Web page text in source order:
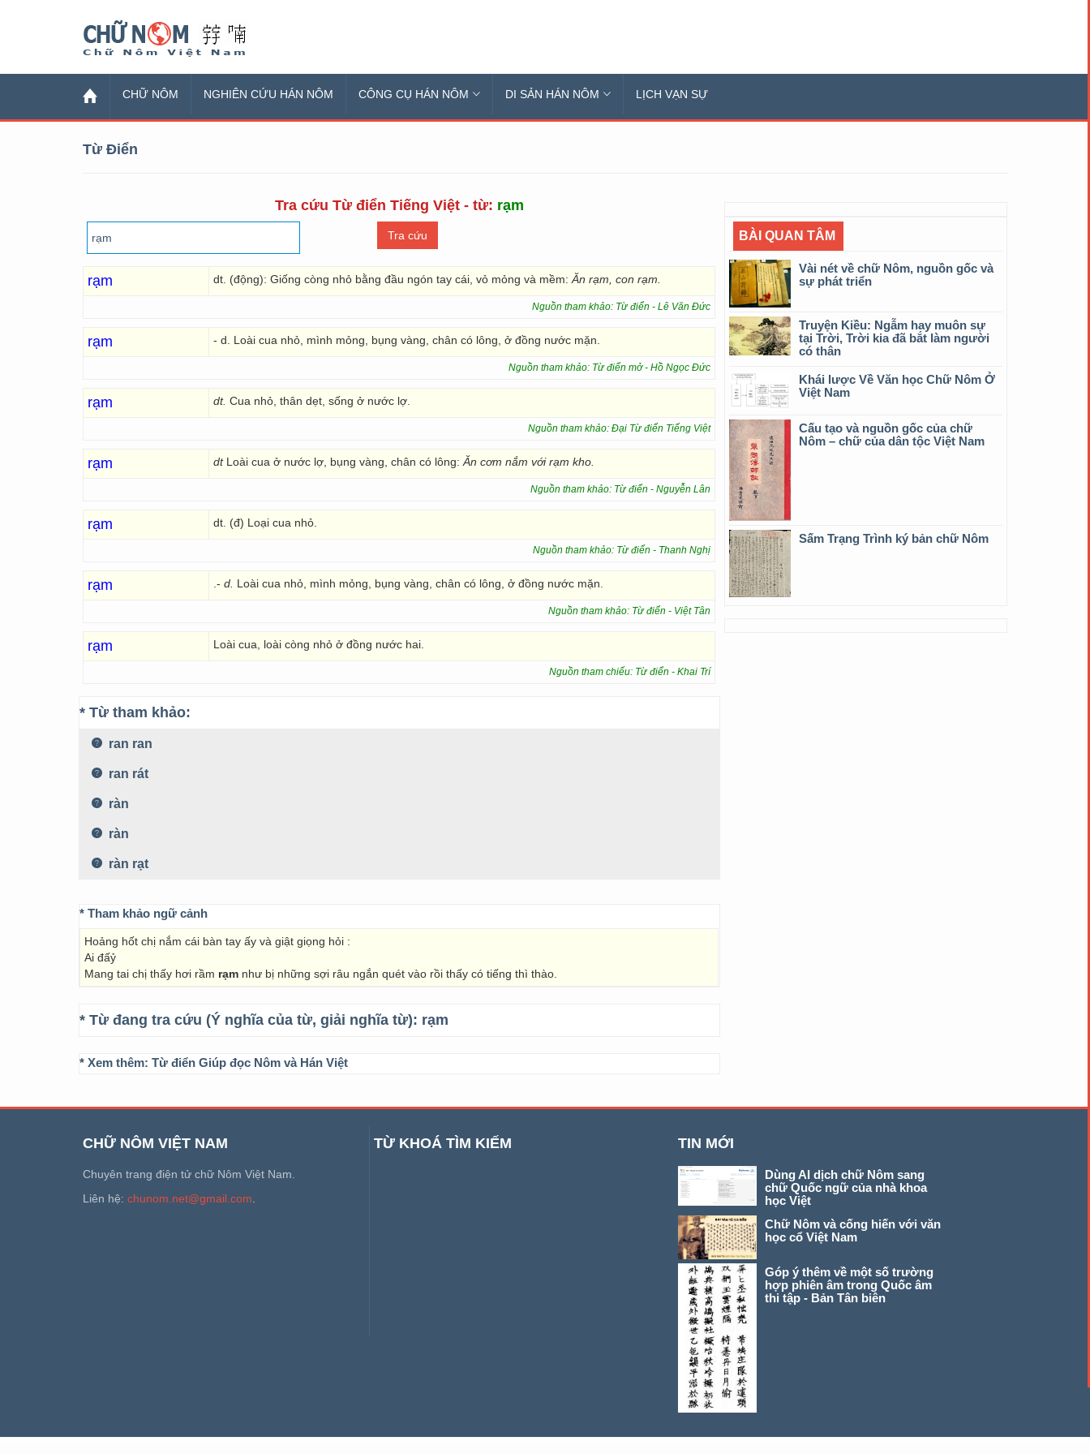
CHỮ NÔM NGHIÊN CỨU HÁN NÔM CÔNG CỤ HÁN NÔM DI SẢN HÁN NÔM LỊCH VẠN SỰ
Từ Điển
Tra cứu Từ điển Tiếng Việt - từ: rạm
rạm dt. (động): Giống còng nhỏ bằng đầu ngón tay cái, vỏ mỏng và mềm: Ăn rạm, con rạm.
Nguồn tham khảo: Từ điển - Lê Văn Đức
rạm - d. Loài cua nhỏ, mình mỏng, bụng vàng, chân có lông, ở đồng nước mặn.
Nguồn tham khảo: Từ điển mở - Hồ Ngọc Đức
rạm dt. Cua nhỏ, thân dẹt, sống ở nước lợ.
Nguồn tham khảo: Đại Từ điển Tiếng Việt
rạm dt Loài cua ở nước lợ, bụng vàng, chân có lông: Ăn cơm nắm với rạm kho.
Nguồn tham khảo: Từ điển - Nguyễn Lân
rạm dt. (đ) Loại cua nhỏ.
Nguồn tham khảo: Từ điển - Thanh Nghị
rạm .- d. Loài cua nhỏ, mình mỏng, bụng vàng, chân có lông, ở đồng nước mặn.
Nguồn tham khảo: Từ điển - Việt Tân
rạm Loài cua, loài còng nhỏ ở đồng nước hai.
Nguồn tham chiếu: Từ điển - Khai Trí
* Từ tham khảo:
ran ran
ran rát
ràn
ràn
ràn rạt
* Tham khảo ngữ cảnh
Hoảng hốt chị nắm cái bàn tay ấy và giật giọng hỏi :
Ai đấỷ
Mang tai chị thấy hơi rầm rạm như bị những sợi râu ngắn quét vào rồi thấy có tiếng thì thào.
* Từ đang tra cứu (Ý nghĩa của từ, giải nghĩa từ): rạm
* Xem thêm: Từ điển Giúp đọc Nôm và Hán Việt
BÀI QUAN TÂM
Vài nét về chữ Nôm, nguồn gốc và
sự phát triển
Truyện Kiều: Ngẫm hay muôn sự
tại Trời, Trời kia đã bắt làm người
có thân
Khái lược Về Văn học Chữ Nôm Ở
Việt Nam
Cấu tạo và nguồn gốc của chữ
Nôm – chữ của dân tộc Việt Nam
Sấm Trạng Trình ký bản chữ Nôm
CHỮ NÔM VIỆT NAM
Chuyên trang điện tử chữ Nôm Việt Nam.
Liên hệ: chunom.net@gmail.com
TỪ KHOÁ TÌM KIẾM TIN MỚI
Dùng AI dịch chữ Nôm sang
chữ Quốc ngữ của nhà khoa
học Việt
Chữ Nôm và cống hiến với văn
học cổ Việt Nam
Góp ý thêm về một số trường
hợp phiên âm trong Quốc âm
thi tập - Bản Tân biên